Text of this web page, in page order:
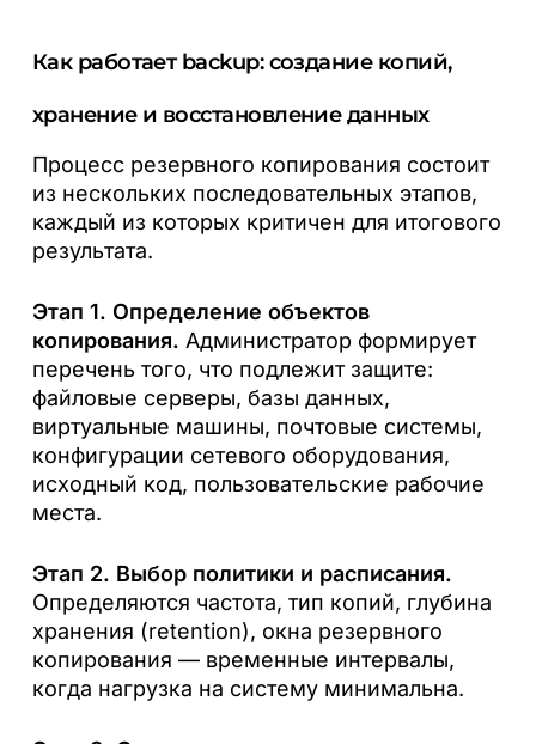
Как работает backup: создание копий,
хранение и восстановление данных
Процесс резервного копирования состоит
из нескольких последовательных этапов,
каждый из которых критичен для итогового
результата.
Этап 1. Определение объектов
копирования. Администратор формирует
перечень того, что подлежит защите:
файловые серверы, базы данных,
виртуальные машины, почтовые системы,
конфигурации сетевого оборудования,
исходный код, пользовательские рабочие
места.
Этап 2. Выбор политики и расписания.
Определяются частота, тип копий, глубина
хранения (retention), окна резервного
копирования — временные интервалы,
когда нагрузка на систему минимальна.